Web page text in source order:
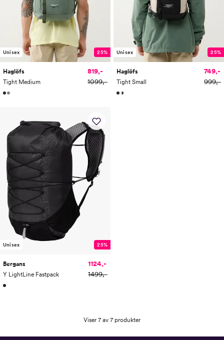
Unisex 25%
Haglöfs
Tight Medium
819,-
1099,-
Unisex 25%
Haglöfs
Tight Small
749,-
999,-
Unisex 25%
Bergans
Y LightLine Fastpack
1124,-
1499,-
Viser 7 av 7 produkter